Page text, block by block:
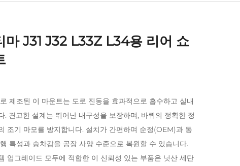
마 J31 J32 L33Z L34용 리어 쇼
제조된 이 마운트는 도로 진동을 효과적으로 흡수하고 실내
. 견고한 설계는 뛰어난 내구성을 보장하며, 바퀴의 정확한 정
조기 마모를 방지합니다. 설치가 간편하며 순정(OEM)과 동
특성과 승차감을 공장 사양 수준으로 복원할 수 있습니다.
업그레이드 모두에 적합한 이 신뢰성 있는 부품은 닛산 세단